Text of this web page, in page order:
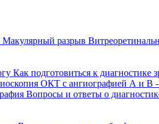
Макулярный разрыв
Как подготовиться к диагностике
ОКТ с ангиографией А и В -
Вопросы и ответы о